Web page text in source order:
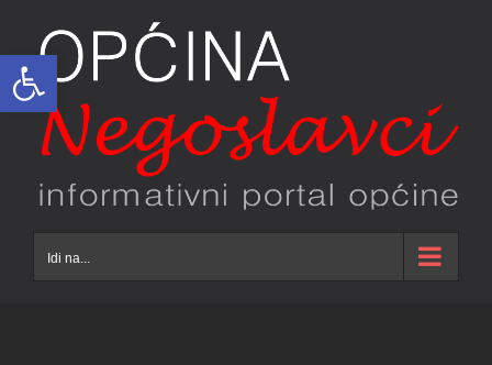
Open toolbar
content
Idi na...